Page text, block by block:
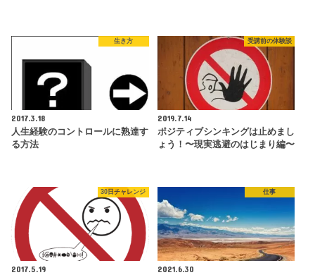
生き方
2017.3.18
人生経験のコントロールに熟達す
る方法
受講前の体験談
2019.7.14
ポジティブシンキングは止めまし
ょう！〜現実逃避のはじまり編〜
30日チャレンジ
2017.5.19
仕事
2021.6.30